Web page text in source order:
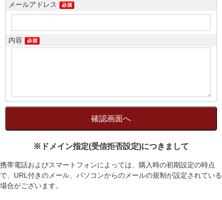
メールアドレス
内容
※ドメイン指定(受信拒否設定)につきまして
携帯電話およびスマートフォンによっては、購入時の初期設定の時点
で、URL付きのメール、パソコンからのメールの規制が設定されている
場合がございます。